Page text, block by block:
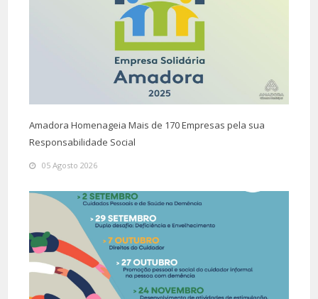
Amadora Homenageia Mais de 170 Empresas pela sua
Responsabilidade Social
05 Agosto 2026